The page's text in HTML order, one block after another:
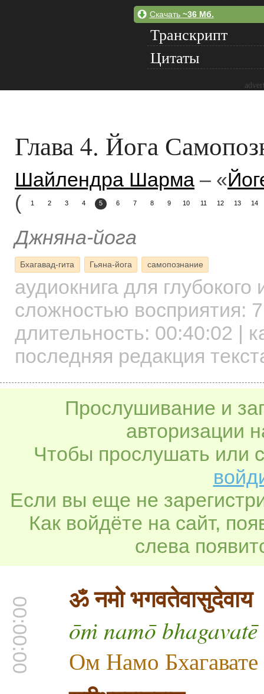
Скачать ~36 Мб.
Транскрипт
Цитаты
Глава 4. Йога
Шайлендра Шарма – «
(
1 2 3 4 5 6 7 8 9 10 11 12 13 14
Джняна-йога
Бхагавад-гита Гьяна-йога самопознание
аудиокнига для
сложностью восприятия: 7
длительность: 00:40:02 |
последняя редакция
Прослушивание и
авторизации
Чтобы прослушать или
Если вы еще не
Как войдёте на сайт,
слева
00:00:00 ॐ नमो भगवतेवासुदेवाय
ōṁ namō
Ом Намо Бхагавате